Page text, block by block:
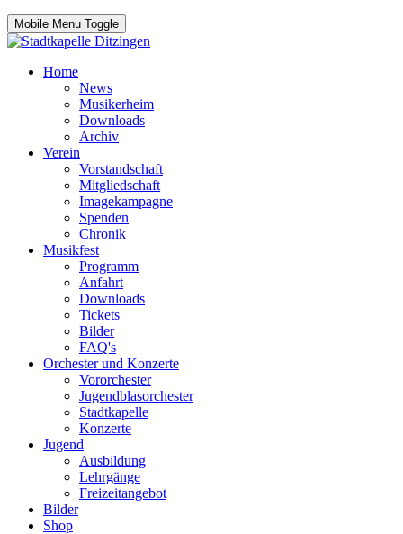
Mobile Menu Toggle
Home
News
Musikerheim
Downloads
Archiv
Verein
Vorstandschaft
Mitgliedschaft
Imagekampagne
Spenden
Chronik
Musikfest
Programm
Anfahrt
Downloads
Tickets
Bilder
FAQ's
Orchester und Konzerte
Vororchester
Jugendblasorchester
Stadtkapelle
Konzerte
Jugend
Ausbildung
Lehrgänge
Freizeitangebot
Bilder
Shop